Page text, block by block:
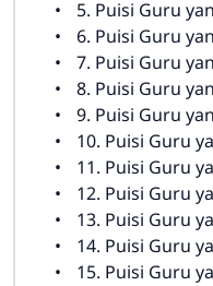
5. Puisi Guru
6. Puisi Guru yang
7. Puisi Guru
8. Puisi Guru
9. Puisi Guru
10. Puisi Guru
11. Puisi Guru
12. Puisi Guru
13. Puisi Guru yang
14. Puisi Guru
15. Puisi Guru